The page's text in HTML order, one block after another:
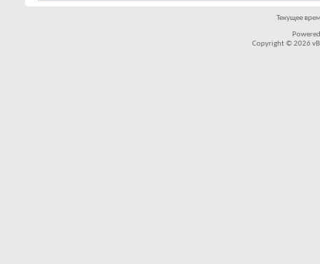
Текущее
Copyright © 2026